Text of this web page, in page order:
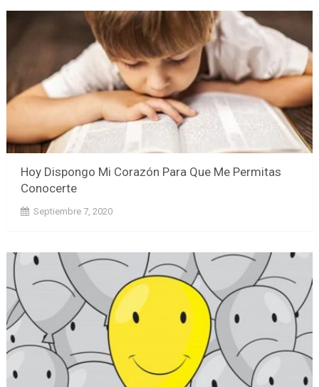
Hoy Dispongo Mi Corazón Para Que Me Permitas
Conocerte
Septiembre 7, 2020